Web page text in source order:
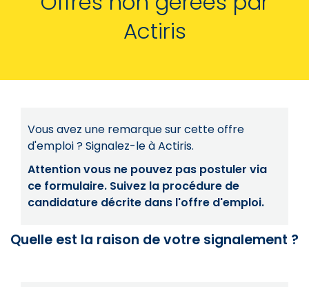
Actiris
Vous avez une remarque sur cette offre
d'emploi ? Signalez-le à Actiris.
Attention vous ne pouvez pas postuler via
ce formulaire. Suivez la procédure de
candidature décrite dans l'offre d'emploi.
Quelle est la raison de votre signalement ?